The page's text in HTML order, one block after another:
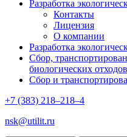
Разработка
Контакты
Лицензия
О компании
Разработка
Сбор,
биологических отходов
Сбор и
+7 (383) 218–218–4
nsk@utilit.ru